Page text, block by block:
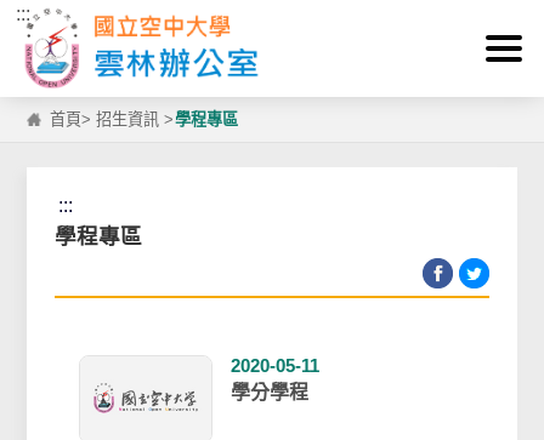
跳到主要內容區塊
:::
首頁>招生資訊 >學程專區
:::
學程專區
2020-05-11
學分學程